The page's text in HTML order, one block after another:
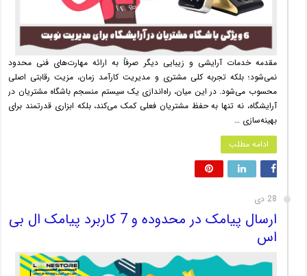
مقدمه خدمات آرایشی و زیبایی دیگر صرفاً به ارائه مهارت‌های فنی محدود
نمی‌شود؛ بلکه تجربه کلی مشتری و مدیریت کارآمد زمان، مزیت رقابتی اصلی
محسوب می‌شود. در این میان، راه‌اندازی یک سیستم منسجم باشگاه مشتریان در
آرایشگاه، نه تنها به حفظ مشتریان فعلی کمک می‌کند، بلکه ابزاری قدرتمند برای
بهینه‌سازی …
ادامه مطلب
28 دی
ارسال پیامک در محدوده و 7 کاربرد پیامک ال بی
اس